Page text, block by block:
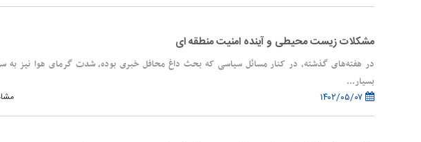
مشکلات زیست محیطی و آینده امنیت منطقه ای
در هفته‌های گذشته، در کنار مسائل سیاسی که بحث داغ محافل خبری بوده، شدت گرمای هوا نیز به
بسیار...